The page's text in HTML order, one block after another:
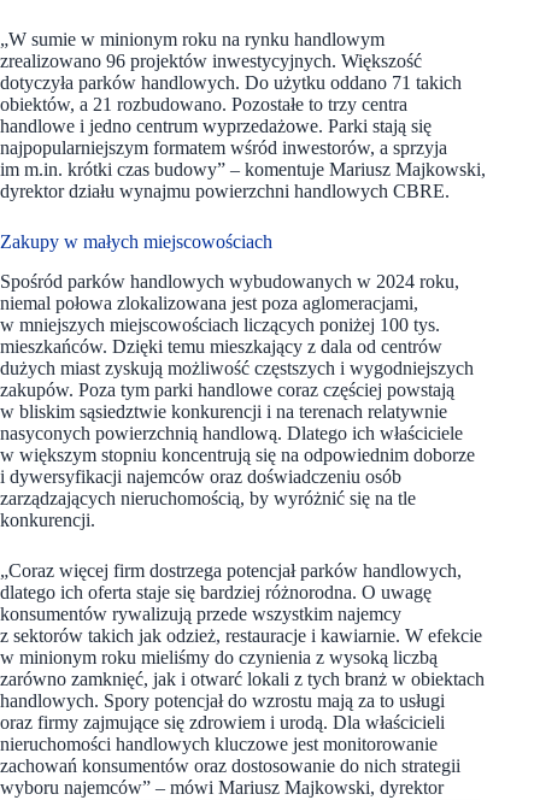
„W sumie w minionym roku na rynku handlowym
zrealizowano 96 projektów inwestycyjnych. Większość
dotyczyła parków handlowych. Do użytku oddano 71 takich
obiektów, a 21 rozbudowano. Pozostałe to trzy centra
handlowe i jedno centrum wyprzedażowe. Parki stają się
najpopularniejszym formatem wśród inwestorów, a sprzyja
im m.in. krótki czas budowy” – komentuje Mariusz Majkowski,
dyrektor działu wynajmu powierzchni handlowych CBRE.
Zakupy w małych miejscowościach
Spośród parków handlowych wybudowanych w 2024 roku,
niemal połowa zlokalizowana jest poza aglomeracjami,
w mniejszych miejscowościach liczących poniżej 100 tys.
mieszkańców. Dzięki temu mieszkający z dala od centrów
dużych miast zyskują możliwość częstszych i wygodniejszych
zakupów. Poza tym parki handlowe coraz częściej powstają
w bliskim sąsiedztwie konkurencji i na terenach relatywnie
nasyconych powierzchnią handlową. Dlatego ich właściciele
w większym stopniu koncentrują się na odpowiednim doborze
i dywersyfikacji najemców oraz doświadczeniu osób
zarządzających nieruchomością, by wyróżnić się na tle
konkurencji.
„Coraz więcej firm dostrzega potencjał parków handlowych,
dlatego ich oferta staje się bardziej różnorodna. O uwagę
konsumentów rywalizują przede wszystkim najemcy
z sektorów takich jak odzież, restauracje i kawiarnie. W efekcie
w minionym roku mieliśmy do czynienia z wysoką liczbą
zarówno zamknięć, jak i otwarć lokali z tych branż w obiektach
handlowych. Spory potencjał do wzrostu mają za to usługi
oraz firmy zajmujące się zdrowiem i urodą. Dla właścicieli
nieruchomości handlowych kluczowe jest monitorowanie
zachowań konsumentów oraz dostosowanie do nich strategii
wyboru najemców” – mówi Mariusz Majkowski, dyrektor